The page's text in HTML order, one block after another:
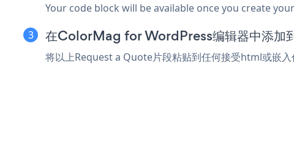
Your code block will be available once you create
在ColorMag for WordPress编辑器中添加
将以上Request a Quote片段粘贴到任何接受html或嵌